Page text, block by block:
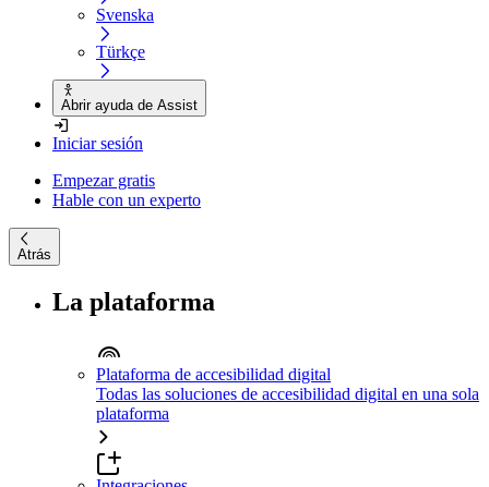
Svenska
Türkçe
Abrir ayuda de Assist
Iniciar sesión
Empezar gratis
Hable con un experto
Atrás
La plataforma
Plataforma de accesibilidad digital
Todas las soluciones de accesibilidad digital en una sola
plataforma